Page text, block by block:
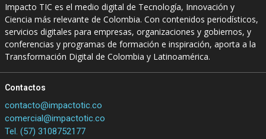
Impacto TIC es el medio digital de Tecnología, Innovación y
Ciencia más relevante de Colombia. Con contenidos periodísticos,
servicios digitales para empresas, organizaciones y gobiernos, y
conferencias y programas de formación e inspiración, aporta a la
Transformación Digital de Colombia y Latinoamérica.
Contactos
contacto@impactotic.co
comercial@impactotic.co
Tel. (57) 3108752177